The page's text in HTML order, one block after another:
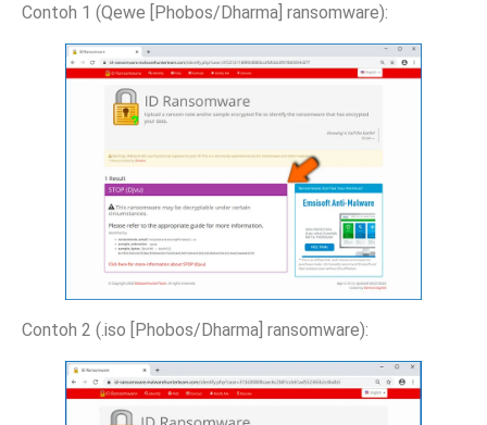
Contoh 1 (Qewe [Phobos/Dharma] ransomware):
Contoh 2 (.iso [Phobos/Dharma] ransomware):